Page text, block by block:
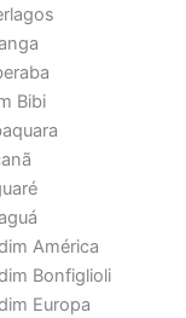
Bibi
América
Bonfiglioli
Europa